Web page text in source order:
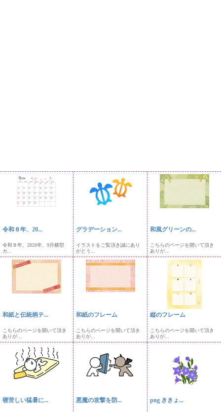
令和８年、20...
令和８年、2026年、9月横型
カ...
グラデーション...
イラストをご覧頂き誠にあり
がとう...
和風グリーンの...
こちらのページを開いて頂き
ありが...
和紙と伝統柄テ...
こちらのページを開いて頂き
ありが...
和紙のフレーム
こちらのページを開いて頂き
ありが...
縦のフレーム
こちらのページを開いて頂き
ありが...
寝苦しい猛暑に... 悪魔の攻撃を防... png ききょ...